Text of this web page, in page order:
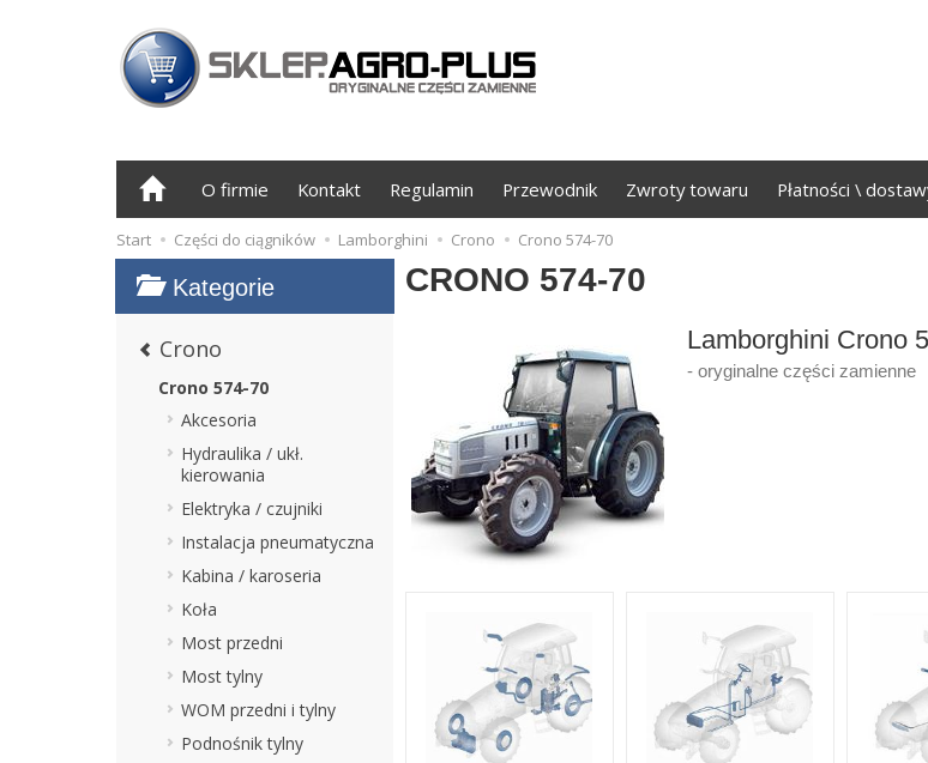
O firmie Kontakt Regulamin Przewodnik Zwroty towaru Płatności \
Start Części do ciągników Lamborghini Crono Crono 574-70
CRONO 574-70
Lamborghini Crono
- oryginalne części zamienne
Kategorie
Crono
Crono 574-70
Akcesoria
Hydraulika / ukł.
kierowania
Elektryka / czujniki
Instalacja pneumatyczna
Kabina / karoseria
Koła
Most przedni
Most tylny
WOM przedni i tylny
Podnośnik tylny